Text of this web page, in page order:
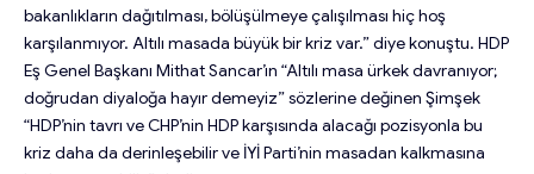
bakanlıkların dağıtılması, bölüşülmeye çalışılması hiç hoş
karşılanmıyor. Altılı masada büyük bir kriz var.” diye konuştu. HDP
Eş Genel Başkanı Mithat Sancar’ın “Altılı masa ürkek davranıyor;
doğrudan diyaloğa hayır demeyiz” sözlerine değinen Şimşek
“HDP’nin tavrı ve CHP’nin HDP karşısında alacağı pozisyonla bu
kriz daha da derinleşebilir ve İYİ Parti’nin masadan kalkmasına